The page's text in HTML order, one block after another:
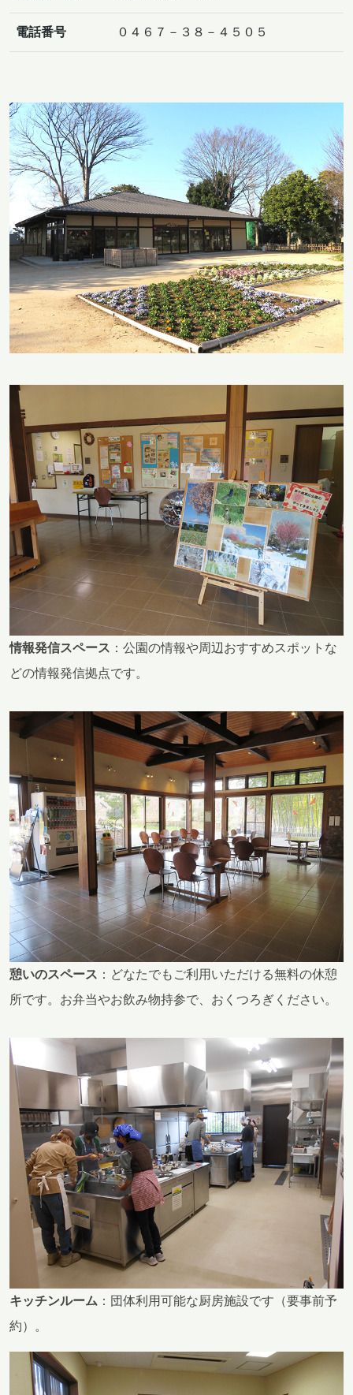
電話番号 ０４６７－３８－４５０５
情報発信スペース ：公園の情報や周辺おすすめスポットな
どの情報発信拠点です。
憩いのスペース ：どなたでもご利用いただける無料の休憩
所です。お弁当やお飲み物持参で、おくつろぎください。
キッチンルーム ：団体利用可能な厨房施設です（要事前予
約）。